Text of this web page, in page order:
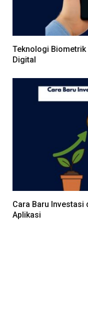
Teknologi Biometrik
Digital
Cara Baru Investasi
Aplikasi